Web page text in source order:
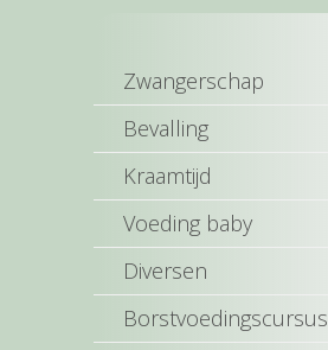
Zwangerschap
Bevalling
Kraamtijd
Voeding baby
Diversen
Borstvoedingscursus